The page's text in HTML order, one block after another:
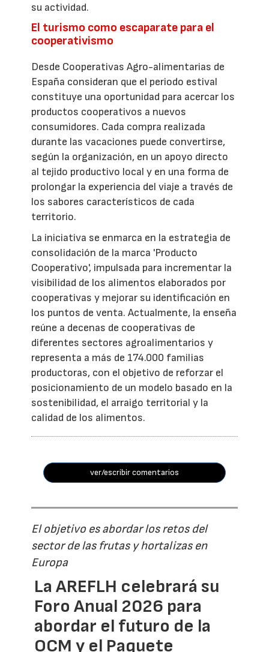
su actividad.
El turismo como escaparate para el
cooperativismo
Desde Cooperativas Agro-alimentarias de
España consideran que el periodo estival
constituye una oportunidad para acercar los
productos cooperativos a nuevos
consumidores. Cada compra realizada
durante las vacaciones puede convertirse,
según la organización, en un apoyo directo
al tejido productivo local y en una forma de
prolongar la experiencia del viaje a través de
los sabores característicos de cada
territorio.
La iniciativa se enmarca en la estrategia de
consolidación de la marca 'Producto
Cooperativo', impulsada para incrementar la
visibilidad de los alimentos elaborados por
cooperativas y mejorar su identificación en
los puntos de venta. Actualmente, la enseña
reúne a decenas de cooperativas de
diferentes sectores agroalimentarios y
representa a más de 174.000 familias
productoras, con el objetivo de reforzar el
posicionamiento de un modelo basado en la
sostenibilidad, el arraigo territorial y la
calidad de los alimentos.
ver/escribir comentarios
El objetivo es abordar los retos del
sector de las frutas y hortalizas en
Europa
La AREFLH celebrará su
Foro Anual 2026 para
abordar el futuro de la
OCM y el Paquete